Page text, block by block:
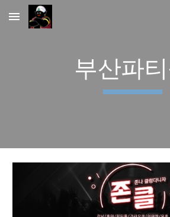
Skip to main content
부산파